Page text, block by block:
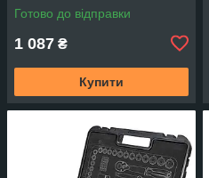
Готово до відправки
1 087 ₴
Купити